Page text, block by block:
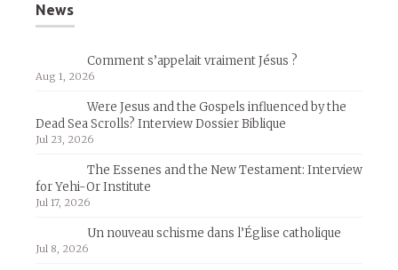
News
Comment s’appelait vraiment Jésus ?
Aug 1, 2026
Were Jesus and the Gospels influenced by the
Dead Sea Scrolls? Interview Dossier Biblique
Jul 23, 2026
The Essenes and the New Testament: Interview
for Yehi-Or Institute
Jul 17, 2026
Un nouveau schisme dans l’Église catholique
Jul 8, 2026